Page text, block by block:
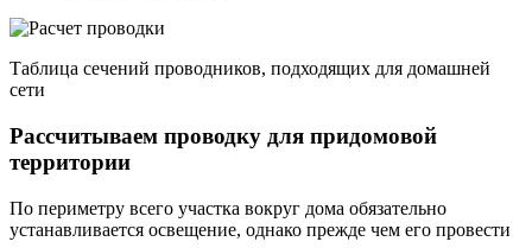
Таблица сечений проводников, подходящих для домашней
сети
Рассчитываем проводку для придомовой
территории
По периметру всего участка вокруг дома обязательно
устанавливается освещение, однако прежде чем его провести